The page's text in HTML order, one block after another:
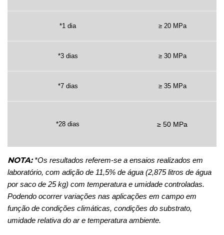
*1 dia ≥ 20 MPa
*3 dias ≥ 30 MPa
*7 dias ≥ 35 MPa
*28 dias ≥ 50 MPa
NOTA:*Os resultados referem-se a ensaios realizados em
laboratório, com adição de 11,5% de água (2,875 litros de água
por saco de 25 kg) com temperatura e umidade controladas.
Podendo ocorrer variações nas aplicações em campo em
função de condições climáticas, condições do substrato,
umidade relativa do ar e temperatura ambiente.